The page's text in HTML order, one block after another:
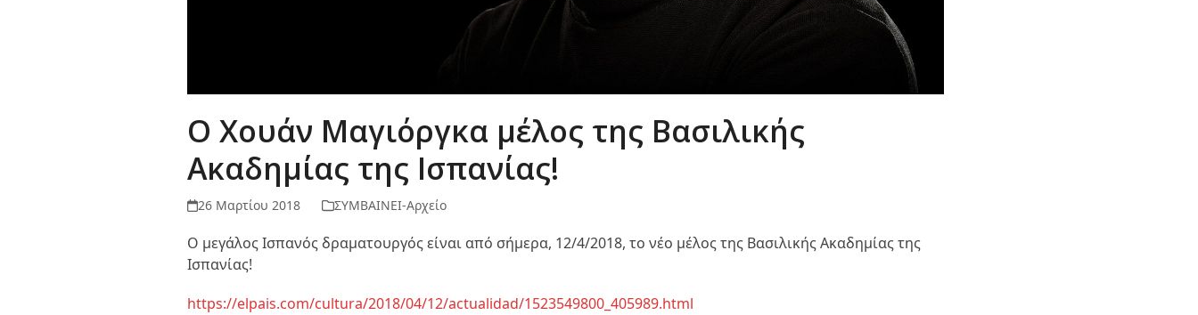
Ο Χουάν Μαγιόργκα μέλος της Βασιλικής
Ακαδημίας της Ισπανίας!
26 Μαρτίου 2018 ΣΥΜΒΑΙΝΕΙ-Αρχείο
Ο μεγάλος Ισπανός δραματουργός είναι από σήμερα, 12/4/2018, το νέο μέλος της Βασιλικής Ακαδημίας της
Ισπανίας!
https://elpais.com/cultura/2018/04/12/actualidad/1523549800_405989.html